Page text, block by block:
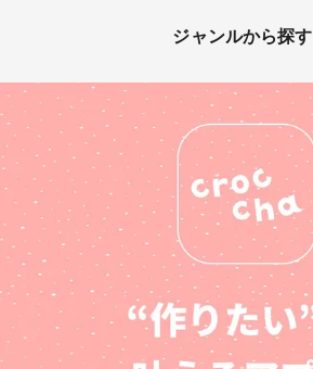
ジャンルから探す